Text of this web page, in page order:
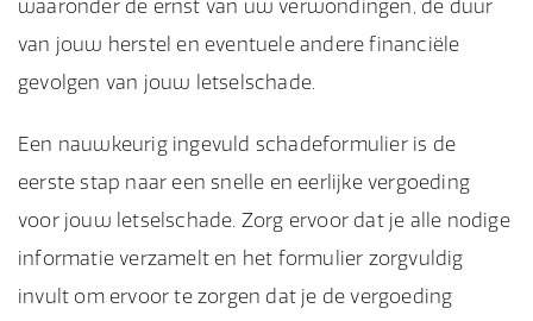
waaronder de ernst van uw verwondingen, de duur
van jouw herstel en eventuele andere financiële
gevolgen van jouw letselschade.
Een nauwkeurig ingevuld schadeformulier is de
eerste stap naar een snelle en eerlijke vergoeding
voor jouw letselschade. Zorg ervoor dat je alle nodige
informatie verzamelt en het formulier zorgvuldig
invult om ervoor te zorgen dat je de vergoeding